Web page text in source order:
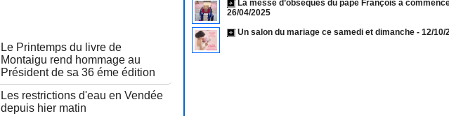
Le Printemps du livre de
Montaigu rend hommage au
Président de sa 36 éme édition
Les restrictions d'eau en Vendée
depuis hier matin
La messe d’obsèques du pape François a
26/04/2025
Un salon du mariage ce samedi et dimanche - 12/10/